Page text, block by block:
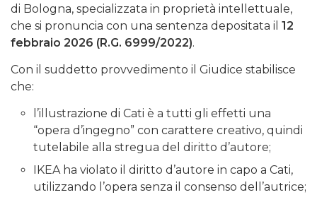
di Bologna, specializzata in proprietà intellettuale,
che si pronuncia con una sentenza depositata il 12
febbraio 2026 (R.G. 6999/2022).
Con il suddetto provvedimento il Giudice stabilisce
che:
l’illustrazione di Cati è a tutti gli effetti una
“opera d’ingegno” con carattere creativo, quindi
tutelabile alla stregua del diritto d’autore;
IKEA ha violato il diritto d’autore in capo a Cati,
utilizzando l’opera senza il consenso dell’autrice;